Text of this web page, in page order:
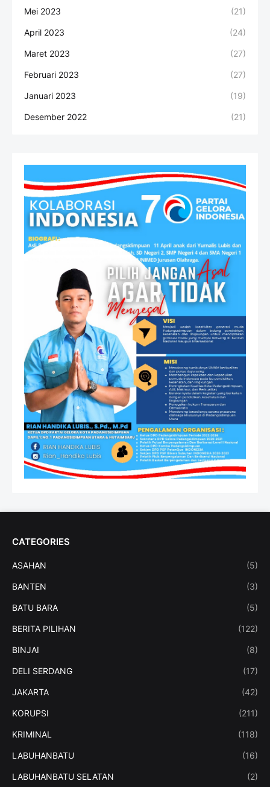
Mei 2023 (21)
April 2023 (24)
Maret 2023 (27)
Februari 2023 (27)
Januari 2023 (19)
Desember 2022 (21)
CATEGORIES
ASAHAN (5)
BANTEN (3)
BATU BARA (5)
BERITA PILIHAN (122)
BINJAI (8)
DELI SERDANG (17)
JAKARTA (42)
KORUPSI (211)
KRIMINAL (118)
LABUHANBATU (16)
LABUHANBATU SELATAN (2)